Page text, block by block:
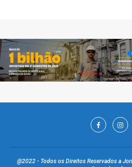
@2022 - Todos os Direitos Reservados a